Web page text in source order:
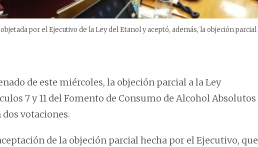
por el Ejecutivo de la Ley del Etanol y aceptó, además, la objeción parcial
de este miércoles, la objeción parcial a la Ley
7 y 11 del Fomento de Consumo de Alcohol Absolutos
votaciones.
de la objeción parcial hecha por el Ejecutivo, que